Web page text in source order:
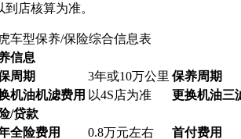
店核算为准。
车型保养/保险综合信息表
信息
周期
3年或10万公里 保养周期
机油机滤费用 以4S店为准 更换机油三
/贷款
全险费用
0.8万元左右 首付费用